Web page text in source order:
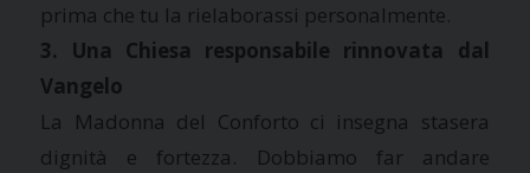
prima che tu la rielaborassi personalmente.
3. Una Chiesa responsabile rinnovata dal
Vangelo
La Madonna del Conforto ci insegna stasera
dignità e fortezza. Dobbiamo far andare